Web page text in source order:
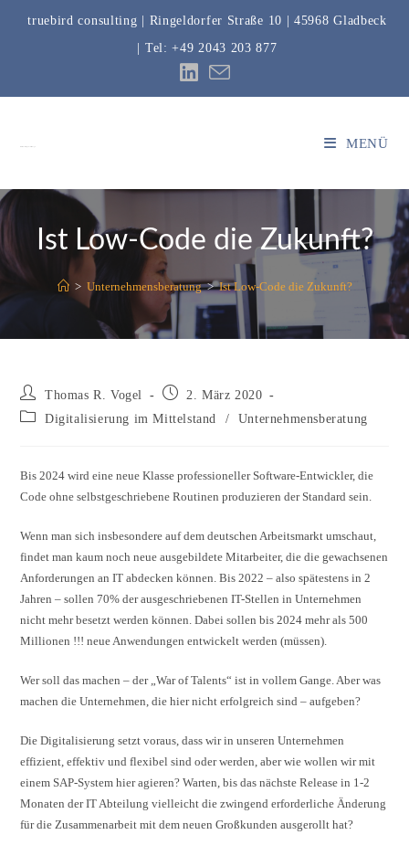
truebird consulting | Ringeldorfer Straße 10 | 45968 Gladbeck
| Tel:+49 2043 203 877
MENÜ
Ist Low-Code die Zukunft?
> Unternehmensberatung > Ist Low-Code die Zukunft?
Thomas R. Vogel
2. März 2020
Digitalisierung im Mittelstand
/ Unternehmensberatung
Bis 2024 wird eine neue Klasse professioneller Software-Entwickler, die
Code ohne selbstgeschriebene Routinen produzieren der Standard sein.
Wenn man sich insbesondere auf dem deutschen Arbeitsmarkt umschaut,
findet man kaum noch neue ausgebildete Mitarbeiter, die die gewachsenen
Anforderungen an IT abdecken können. Bis 2022 – also spätestens in 2
Jahren – sollen 70% der ausgeschriebenen IT-Stellen in Unternehmen
nicht mehr besetzt werden können. Dabei sollen bis 2024 mehr als 500
Millionen !!! neue Anwendungen entwickelt werden (müssen).
Wer soll das machen – der „War of Talents“ ist in vollem Gange. Aber was
machen die Unternehmen, die hier nicht erfolgreich sind – aufgeben?
Die Digitalisierung setzt voraus, dass wir in unseren Unternehmen
effizient, effektiv und flexibel sind oder werden, aber wie wollen wir mit
einem SAP-System hier agieren? Warten, bis das nächste Release in 1-2
Monaten der IT Abteilung vielleicht die zwingend erforderliche Änderung
für die Zusammenarbeit mit dem neuen Großkunden ausgerollt hat?